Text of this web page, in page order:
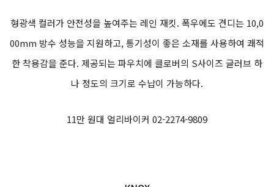
홀리프리덤 반팔티 헤드리스 블랙
늬가 레트로한 디테일을 더해준다.